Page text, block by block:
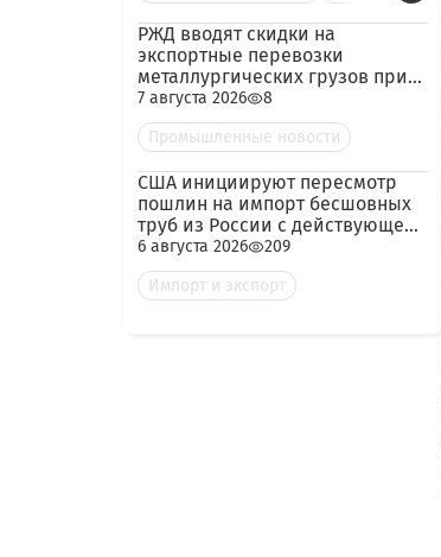
РЖД вводят скидки на
экспортные перевозки
металлургических грузов при
гарантированных объёмах
7 августа 2026
8
Промышленные новости
США инициируют пересмотр
пошлин на импорт бесшовных
труб из России с действующей
ставкой 209,72%
6 августа 2026
209
Импорт и экспорт